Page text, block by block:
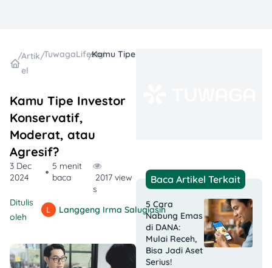
/Artik
el
/TuwagaLifestyle
/
Kamu Tipe Investor
Konservatif,
Moderat, atau
Agresif?
3 Dec
2024
5 menit
baca
2017 view
s
Ditulis
oleh
Langgeng Irma Salugiasih
Baca Artikel Terkait
5 Cara
Nabung Emas
di DANA:
Mulai Receh,
Bisa Jadi Aset
Serius!